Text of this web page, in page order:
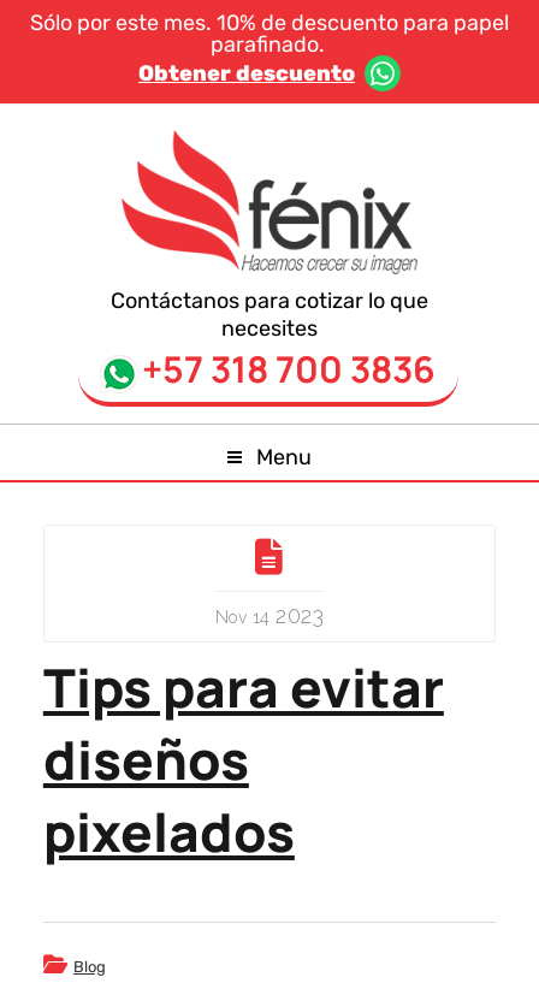
Sólo por este mes. 10% de descuento para papel
parafinado.
Obtener descuento
Contáctanos para cotizar lo que
necesites
+57 318 700 3836
Menu
Nov 142023
Tips para evitar
diseños
pixelados
Blog